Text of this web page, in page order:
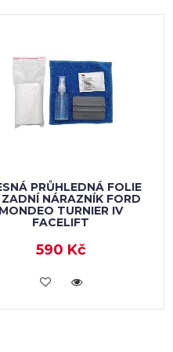
PRŮHLEDNÁ FOLIE
NÁRAZNÍK FORD
MONDEO TURNIER IV
FACELIFT
590 Kč
VLOŽIT DO KOŠÍKU